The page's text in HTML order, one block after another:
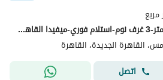
شقة متشطبة بالكامل 200 متر-3 غرف نوم-استلام فوري-ميفيدا القاهرة الجديدة
القاهرة الجديدة، القاهرة
اتصل